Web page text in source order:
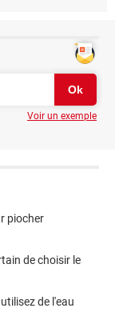
Voir un exemple
piocher
de choisir le
de l'eau